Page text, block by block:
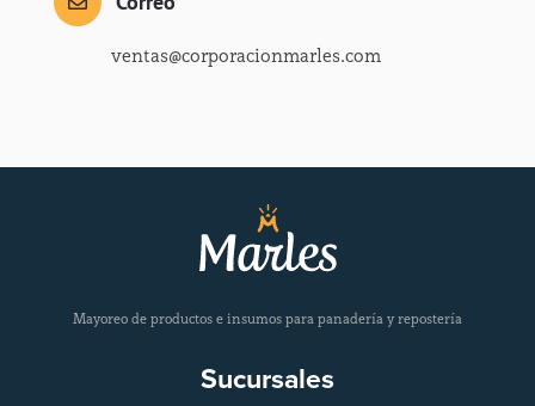
ventas@corporacionmarles.com
Mayoreo de productos e insumos para panadería y repostería
Sucursales